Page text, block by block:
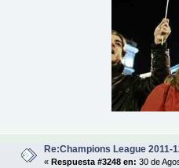
Re:Champions League 2011-
« Respuesta #3248 en: 30 de